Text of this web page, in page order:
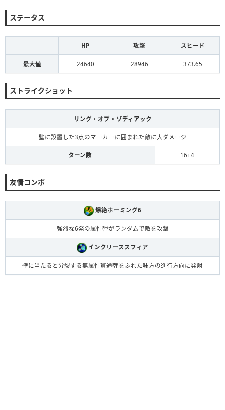
ステータス
HP 攻撃 スピード
最大値 24640 28946 373.65
ストライクショット
リング・オブ・ゾディアック
壁に設置した3点のマーカーに囲まれた敵に大ダメージ
ターン数 16+4
友情コンボ
爆絶ホーミング6
強烈な6発の属性弾がランダムで敵を攻撃
インクリーススフィア
壁に当たると分裂する無属性貫通弾をふれた味方の進行方向に発射